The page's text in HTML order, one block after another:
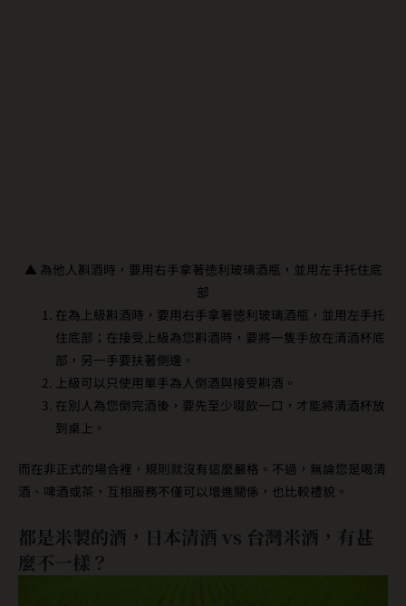
▲ 為他人斟酒時，要用右手拿著徳利玻璃酒瓶，並用左手托住底
部
在為上級斟酒時，要用右手拿著徳利玻璃酒瓶，並用左手托
住底部；在接受上級為您斟酒時，要將一隻手放在清酒杯底
部，另一手要扶著側邊。
上級可以只使用單手為人倒酒與接受斟酒。
在別人為您倒完酒後，要先至少啜飲一口，才能將清酒杯放
到桌上。
而在非正式的場合裡，規則就沒有這麼嚴格。不過，無論您是喝清
酒、啤酒或茶，互相服務不僅可以增進關係，也比較禮貌。
都是米製的酒，日本清酒 vs 台灣米酒，有甚
麼不一樣？